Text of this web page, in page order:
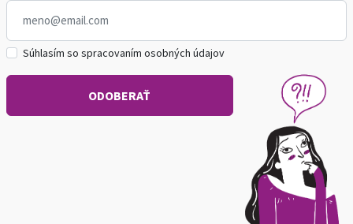
Súhlasím so spracovaním osobných údajov